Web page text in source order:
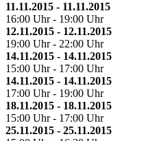
11.11.2015 - 11.11.2015
16:00 Uhr - 19:00 Uhr
12.11.2015 - 12.11.2015
19:00 Uhr - 22:00 Uhr
14.11.2015 - 14.11.2015
15:00 Uhr - 17:00 Uhr
14.11.2015 - 14.11.2015
17:00 Uhr - 19:00 Uhr
18.11.2015 - 18.11.2015
15:00 Uhr - 17:00 Uhr
25.11.2015 - 25.11.2015